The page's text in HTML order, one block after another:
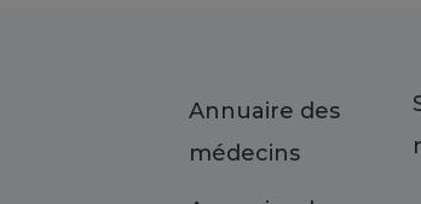
Annuaire des
médecins